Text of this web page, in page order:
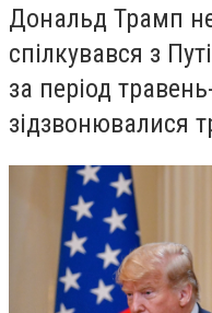
Дональд Трамп
спілкувався з
за період
зідзвонювалися